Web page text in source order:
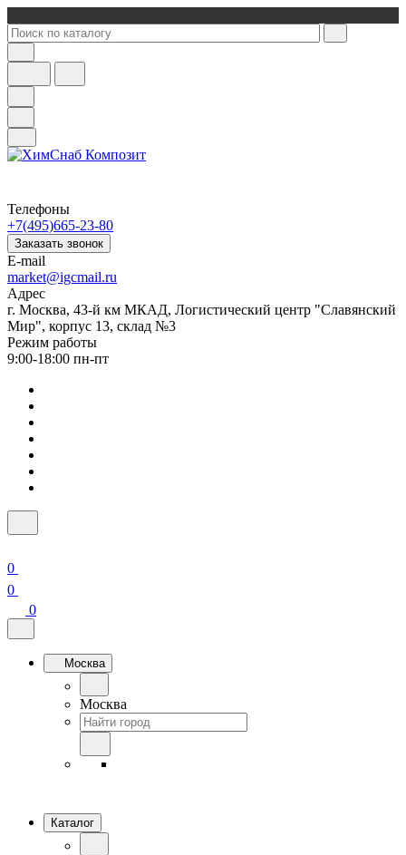
Телефоны
+7(495)665-23-80
Заказать звонок
E-mail
market@igcmail.ru
Адрес
г. Москва, 43-й км МКАД, Логистический центр "Славянский
Мир", корпус 13, склад №3
Режим работы
9:00-18:00 пн-пт
0
0
0
Москва
Москва
Каталог